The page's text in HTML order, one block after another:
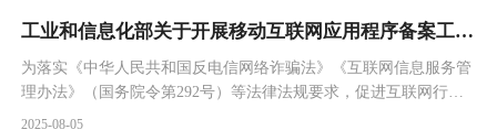
工业和信息化部关于开展移动互联网应用程序备案工作的通知
为落实《中华人民共和国反电信网络诈骗法》《互联网信息服务管
理办法》（国务院令第292号）等法律法规要求，促进互联网行业
规...
2025-08-05